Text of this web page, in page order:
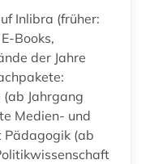
Inlibra (früher:
Books,
der Jahre
Jahrgang
Medien- und
Pädagogik (ab